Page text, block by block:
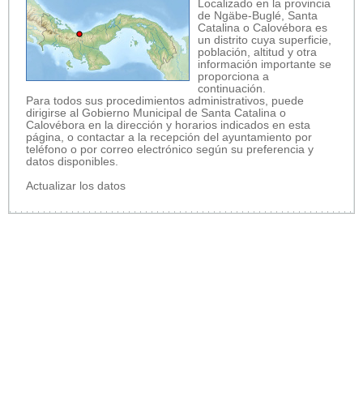
Localizado en la provincia
de Ngäbe-Buglé, Santa
Catalina o Calovébora es
un distrito cuya superficie,
población, altitud y otra
información importante se
proporciona a
continuación.
Para todos sus procedimientos administrativos, puede
dirigirse al Gobierno Municipal de Santa Catalina o
Calovébora en la dirección y horarios indicados en esta
página, o contactar a la recepción del ayuntamiento por
teléfono o por correo electrónico según su preferencia y
datos disponibles.
Actualizar los datos